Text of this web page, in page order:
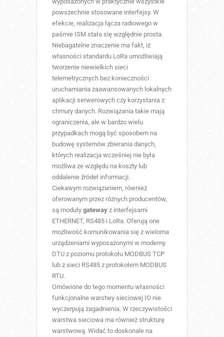
powszechnie stosowane interfejsy. W
efekcie, realizacja łącza radiowego w
paśmie ISM stała się względnie prosta.
Niebagatelne znaczenie ma fakt, iż
własności standardu LoRa umożliwiają
tworzenie niewielkich sieci
telemetrycznych bez konieczności
uruchamiania zaawansowanych lokalnych
aplikacji serwerowych czy korzystania z
chmury danych. Rozwiązania takie mają
ograniczenia, ale w bardzo wielu
przypadkach mogą być sposobem na
budowę systemów zbierania danych,
których realizacja wcześniej nie była
możliwa ze względu na koszty lub
oddalenie źródeł informacji.
Ciekawym rozwiązaniem, również
oferowanym przez różnych producentów,
są moduły gateway z interfejsami
ETHERNET, RS485 i LoRa. Oferują one
możliwość komunikowania się z wieloma
urządzeniami wyposażonymi w modemy
DTU z poziomu protokołu MODBUS TCP
lub z sieci RS485 z protokołem MODBUS
RTU.
Omówione do tego momentu własności
funkcjonalne warstwy sieciowej IO nie
wyczerpują zagadnienia. W rzeczywistości
warstwa sieciowa ma również strukturę
warstwową. Widać to doskonale na